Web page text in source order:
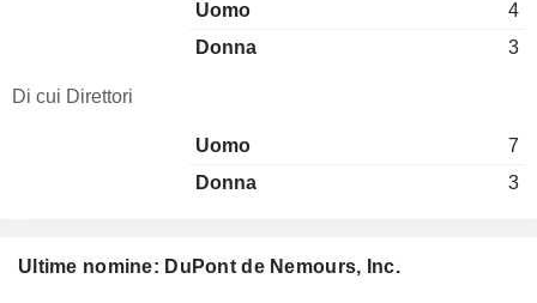
Ultime nomine: DuPont de Nemours, Inc.
Uomo
4
Donna
3
Di cui Direttori
Uomo
7
Donna
3